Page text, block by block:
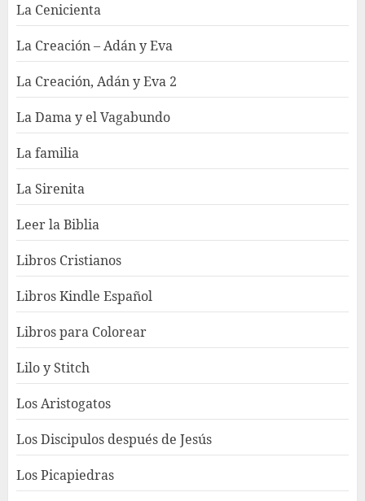
La Cenicienta
La Creación – Adán y Eva
La Creación, Adán y Eva 2
La Dama y el Vagabundo
La familia
La Sirenita
Leer la Biblia
Libros Cristianos
Libros Kindle Español
Libros para Colorear
Lilo y Stitch
Los Aristogatos
Los Discipulos después de Jesús
Los Picapiedras